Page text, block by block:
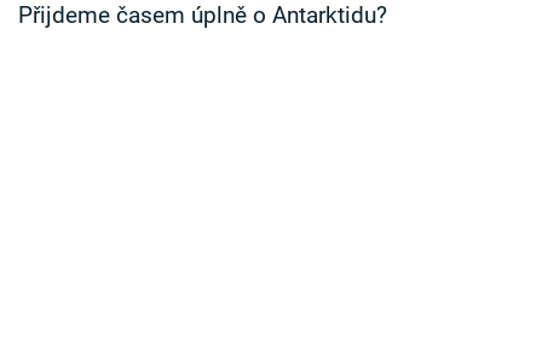
Přijdeme časem úplně o Antarktidu?